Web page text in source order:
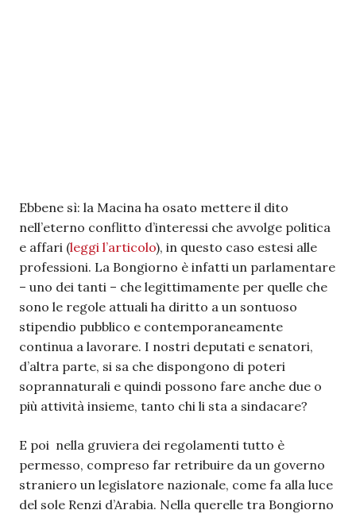
Ebbene sì: la Macina ha osato mettere il dito
nell’eterno conflitto d’interessi che avvolge politica
e affari (leggi l’articolo), in questo caso estesi alle
professioni. La Bongiorno è infatti un parlamentare
– uno dei tanti – che legittimamente per quelle che
sono le regole attuali ha diritto a un sontuoso
stipendio pubblico e contemporaneamente
continua a lavorare. I nostri deputati e senatori,
d’altra parte, si sa che dispongono di poteri
soprannaturali e quindi possono fare anche due o
più attività insieme, tanto chi li sta a sindacare?
E poi nella gruviera dei regolamenti tutto è
permesso, compreso far retribuire da un governo
straniero un legislatore nazionale, come fa alla luce
del sole Renzi d’Arabia. Nella querelle tra Bongiorno